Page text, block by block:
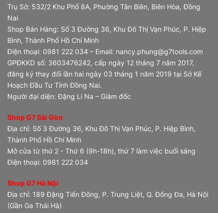
Trụ Sở: 532/2 Khu Phố 8A, Phường Tân Biên, Biên Hòa, Đồng
Nai
Shop Bán Hàng: Số 3 Đường 36, Khu Đô Thị Vạn Phúc, P. Hiệp
Bình, Thành Phố Hồ Chí Minh
Điện thoại: 0981 222 034 – Email: nancy.phung@g7tools.com
GPĐKKD số: 3603476242, cấp ngày 12 tháng 7 năm 2017,
đăng ký thay đổi lần hai ngày 03 tháng 1 năm 2019 tại Sở Kế
Hoạch Đầu Tư Tỉnh Đồng Nai.
Người đại diện: Đặng Li Na – Giám đốc
Shop G7 Sài Gòn
Địa chỉ: Số 3 Đường 36, Khu Đô Thị Vạn Phúc, P. Hiệp Bình,
Thành Phố Hồ Chí Minh
Mở cửa từ thứ 2 - Thứ 6 (9h-18h), thứ 7 làm việc buổi sáng
Điện thoại: 0981 222 034
Shop G7 Hà Nội
Địa chỉ: 189 Đặng Tiến Đông, P. Trung Liệt, Q. Đống Đa, Hà Nội
(Gần Ga Thái Hà)